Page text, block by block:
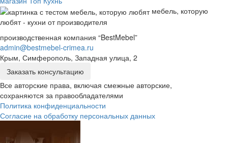
мебель, которую
любят - кухни от производителя
производственная компания “BestMebel”
admin@bestmebel-crimea.ru
Крым, Симферополь, Западная улица, 2
Заказать консультацию
Все авторские права, включая смежные авторские,
сохраняются за правообладателями
Политика конфиденциальности
Согласие на обработку персональных данных